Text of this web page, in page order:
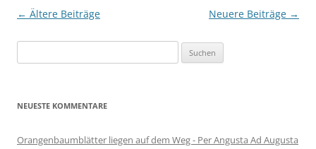
Beitragsnavigation
← Ältere Beiträge Neuere Beiträge →
nach:
NEUESTE KOMMENTARE
Orangenbaumblätter liegen auf dem Weg - Per Angusta Ad Augusta